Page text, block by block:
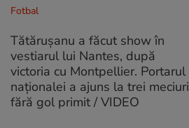
Fotbal
Tătărușanu a făcut show în
vestiarul lui Nantes, după
victoria cu Montpellier. Portarul
naționalei a ajuns la trei meciuri
fără gol primit / VIDEO